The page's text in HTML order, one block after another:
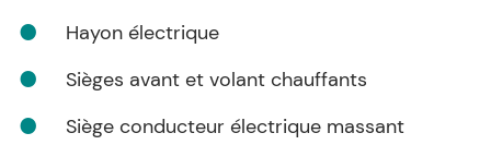
Hayon électrique
Sièges avant et volant chauffants
Siège conducteur électrique massant